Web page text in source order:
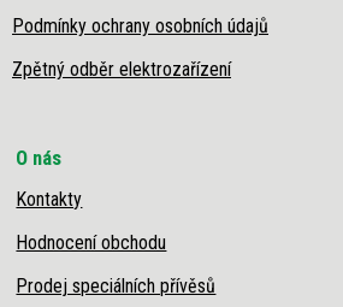
Podmínky ochrany osobních údajů
Zpětný odběr elektrozařízení
O nás
Kontakty
Hodnocení obchodu
Prodej speciálních přívěsů